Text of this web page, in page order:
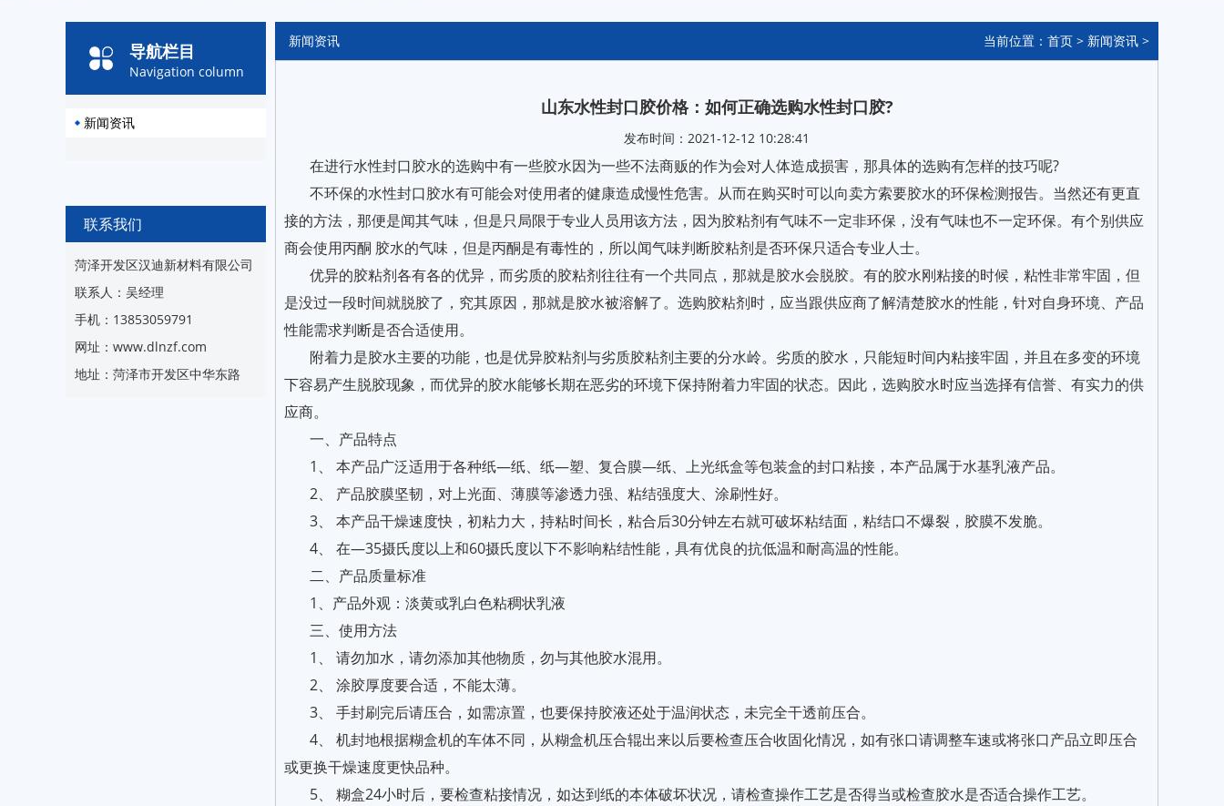
导航栏目
Navigation column
新闻资讯
联系我们
菏泽开发区汉迪新材料有限公司
联系人：吴经理
手机：13853059791
网址：www.dlnzf.com
地址：菏泽市开发区中华东路
当前位置： 首页 > 新闻资讯 >
新闻资讯
山东水性封口胶价格：如何正确选购水性封口胶?
发布时间：2021-12-12 10:28:41
在进行水性封口胶水的选购中有一些胶水因为一些不法商贩的作为会对人体造成损害，那具体的选购有怎样的技巧呢?
不环保的水性封口胶水有可能会对使用者的健康造成慢性危害。从而在购买时可以向卖方索要胶水的环保检测报告。当然还有更直
接的方法，那便是闻其气味，但是只局限于专业人员用该方法，因为胶粘剂有气味不一定非环保，没有气味也不一定环保。有个别供应
商会使用丙酮 胶水的气味，但是丙酮是有毒性的，所以闻气味判断胶粘剂是否环保只适合专业人士。
优异的胶粘剂各有各的优异，而劣质的胶粘剂往往有一个共同点，那就是胶水会脱胶。有的胶水刚粘接的时候，粘性非常牢固，但
是没过一段时间就脱胶了，究其原因，那就是胶水被溶解了。选购胶粘剂时，应当跟供应商了解清楚胶水的性能，针对自身环境、产品
性能需求判断是否合适使用。
附着力是胶水主要的功能，也是优异胶粘剂与劣质胶粘剂主要的分水岭。劣质的胶水，只能短时间内粘接牢固，并且在多变的环境
下容易产生脱胶现象，而优异的胶水能够长期在恶劣的环境下保持附着力牢固的状态。因此，选购胶水时应当选择有信誉、有实力的供
应商。
一、产品特点
1、 本产品广泛适用于各种纸—纸、纸—塑、复合膜—纸、上光纸盒等包装盒的封口粘接，本产品属于水基乳液产品。
2、 产品胶膜坚韧，对上光面、薄膜等渗透力强、粘结强度大、涂刷性好。
3、 本产品干燥速度快，初粘力大，持粘时间长，粘合后30分钟左右就可破坏粘结面，粘结口不爆裂，胶膜不发脆。
4、 在—35摄氏度以上和60摄氏度以下不影响粘结性能，具有优良的抗低温和耐高温的性能。
二、产品质量标准
1、产品外观：淡黄或乳白色粘稠状乳液
三、使用方法
1、 请勿加水，请勿添加其他物质，勿与其他胶水混用。
2、 涂胶厚度要合适，不能太薄。
3、 手封刷完后请压合，如需凉置，也要保持胶液还处于温润状态，未完全干透前压合。
4、 机封地根据糊盒机的车体不同，从糊盒机压合辊出来以后要检查压合收固化情况，如有张口请调整车速或将张口产品立即压合
或更换干燥速度更快品种。
5、 糊盒24小时后，要检查粘接情况，如达到纸的本体破坏状况，请检查操作工艺是否得当或检查胶水是否适合操作工艺。